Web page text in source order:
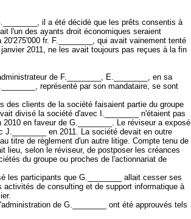
il a été décidé que les prêts consentis à
l'un des ayants droit économiques seraient
fr. F.________, qui avait vainement tenté
2011, ne les avait toujours pas reçues à la fin
de F.________, E.________, en sa
représenté par son mandataire, se sont
des clients de la société faisaient partie du groupe
divisé la société d'avec I.________ n'étaient pas
en faveur de G.________. Le réviseur a exposé
en 2011. La société devait en outre
titre de règlement d'un autre litige. Compte tenu de
lieu, selon le réviseur, de postposer les créances
du groupe ou proches de l'actionnariat de
les participants que G.________ allait cesser ses
de consulting et de support informatique à
de G.________ ont été approuvés tels